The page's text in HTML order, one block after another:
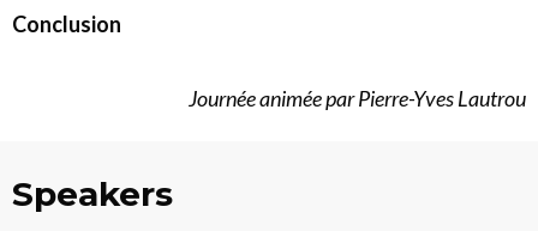
Conclusion
Journée animée par Pierre-Yves Lautrou
Speakers